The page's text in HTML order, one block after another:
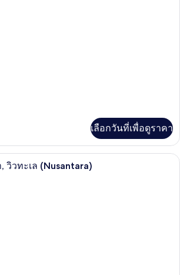
เลือกวันที่เพื่อดูราคา
เพรสซิเดนเชียลวิลล่า, วิวทะเล
วิวทะเล (Nusantara)